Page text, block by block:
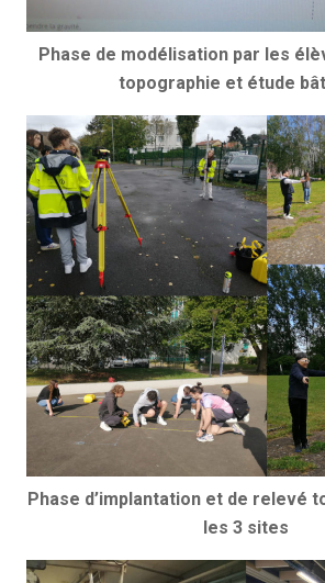
Phase de modélisation par les
topographie et étude
Phase d’implantation et de relevé
les 3 sites